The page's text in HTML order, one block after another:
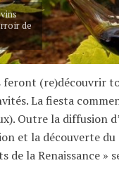
de
feront (re)découvrir
La fiesta
Outre la diffusion
et la découverte
de la Renaissance »